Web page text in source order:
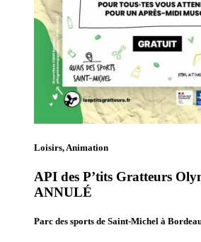
Loisirs, Animation
API des P’tits Gratteurs
ANNULÉ
Parc des sports de Saint-Michel à